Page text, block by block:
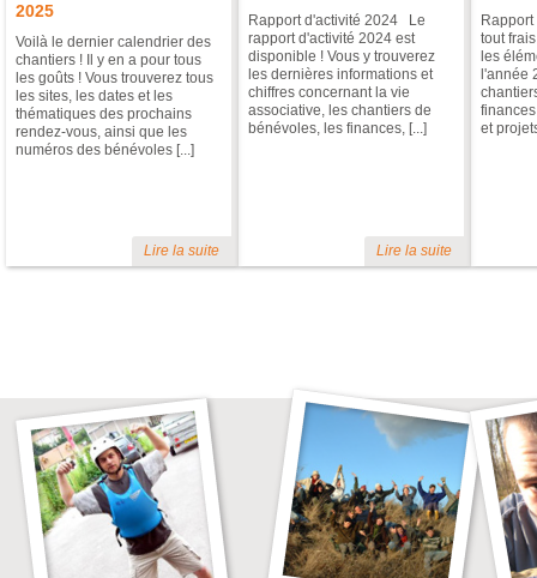
2025
Voilà le dernier calendrier des
chantiers ! Il y en a pour tous
les goûts ! Vous trouverez tous
les sites, les dates et les
thématiques des prochains
rendez-vous, ainsi que les
numéros des bénévoles [...]
Lire la suite
Rapport d'activité 2024 Le
rapport d'activité 2024 est
disponible ! Vous y trouverez
les dernières informations et
chiffres concernant la vie
associative, les chantiers de
bénévoles, les finances, [...]
Lire la suite
tout
les
l'année
et